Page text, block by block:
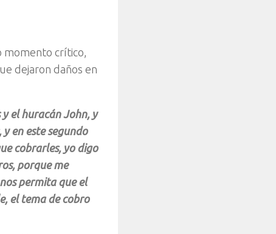
momento crítico,
dejaron daños en
el huracán John, y
en este segundo
cobrarles, yo digo
porque me
permita que el
el tema de cobro